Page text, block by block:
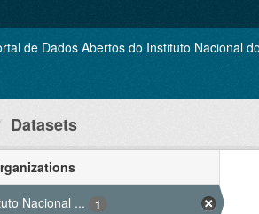
Datasets
Nacional ...
1